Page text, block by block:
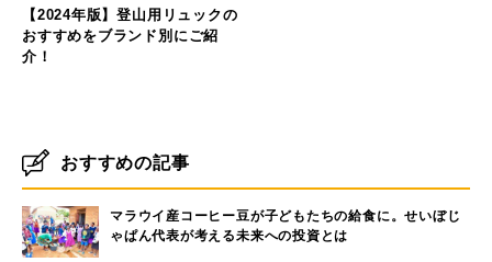
【2024年版】登山用リュックの
おすすめをブランド別にご紹
介！
おすすめの記事
マラウイ産コーヒー豆が子どもたちの給食に。せいぼじ
ゃぱん代表が考える未来への投資とは